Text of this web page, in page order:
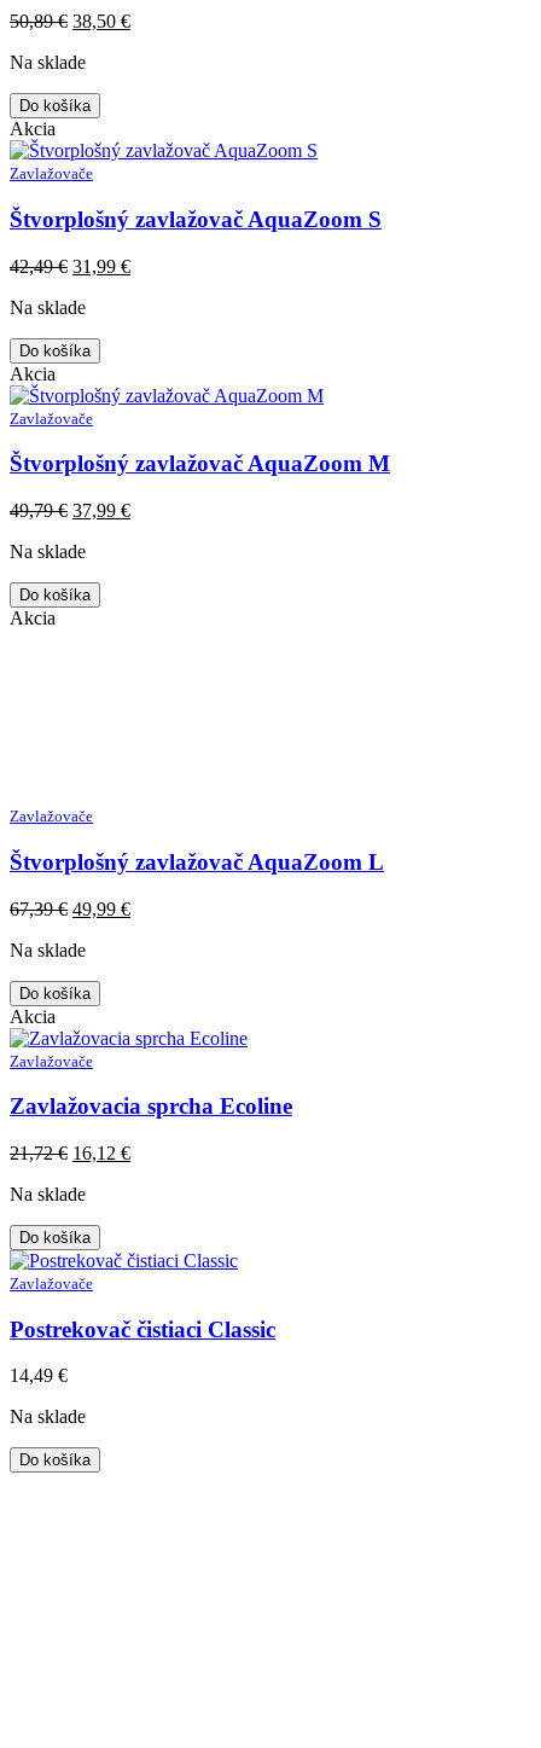
50,89€ Original
was:
38,50 €Current
Na sklade
Do košíka
Akcia
Zavlažovače
Štvorplošný zavlažovač AquaZoom S
42,49€ Original
was:
31,99 €Current
Na sklade
Do košíka
Akcia
Zavlažovače
Štvorplošný zavlažovač AquaZoom M
49,79€ Original
was:
37,99 €Current
Na sklade
Do košíka
Akcia
Zavlažovače
Štvorplošný zavlažovač AquaZoom L
67,39€ Original
was:
49,99 €Current
Na sklade
Do košíka
Akcia
Zavlažovače
Zavlažovacia sprcha Ecoline
21,72€ Original
was:
16,12 €Current
Na sklade
Do košíka
Zavlažovače
Postrekovač čistiaci Classic
14,49 €
Na sklade
Do košíka